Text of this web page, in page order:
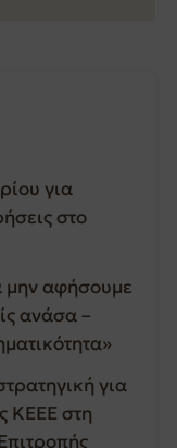
για
στο
μην αφήσουμε
ανάσα –
για
ΚΕΕΕ στη